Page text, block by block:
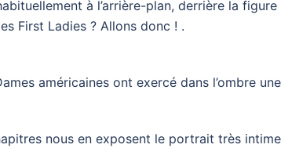
à l’arrière-plan, derrière la
First Ladies ? Allons donc ! .
américaines ont exercé dans l’ombre
nous en exposent le portrait très